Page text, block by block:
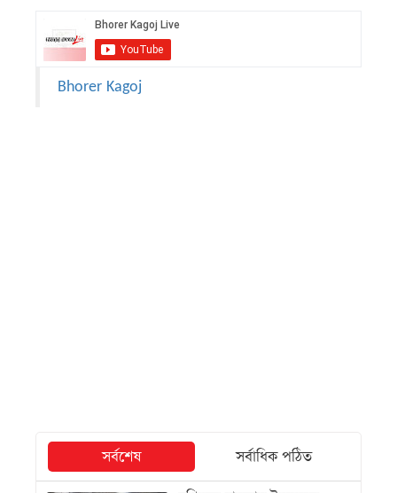
Bhorer Kagoj
সর্বশেষ
সর্বাধিক পঠিত